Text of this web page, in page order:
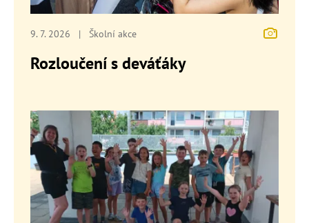
9. 7. 2026 | Školní akce
Rozloučení s deváťáky